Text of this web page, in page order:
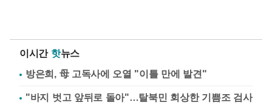
이시간 핫뉴스
방은희, 母 고독사에 오열 "이틀 만에 발견"
"바지 벗고 앞뒤로 돌아"…탈북민 회상한 기쁨조 검사